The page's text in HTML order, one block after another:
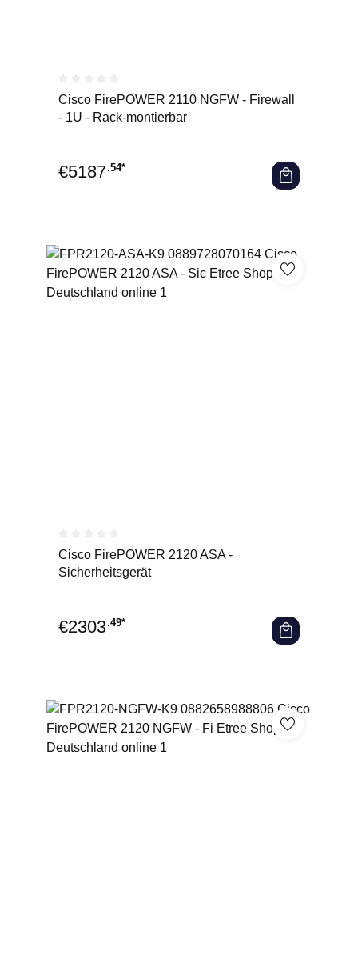
Durchschnittliche Bewertung von 0 von 5 Sternen
Cisco FirePOWER 2110 NGFW - Firewall
- 1U - Rack-montierbar
€5187.54*
Durchschnittliche Bewertung von 0 von 5 Sternen
Cisco FirePOWER 2120 ASA -
Sicherheitsgerät
€2303.49*